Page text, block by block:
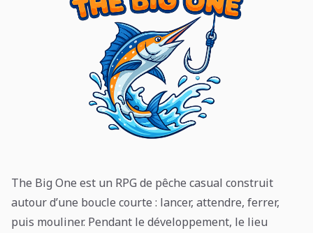
The Big One est un RPG de pêche casual construit
autour d’une boucle courte : lancer, attendre, ferrer,
puis mouliner. Pendant le développement, le lieu